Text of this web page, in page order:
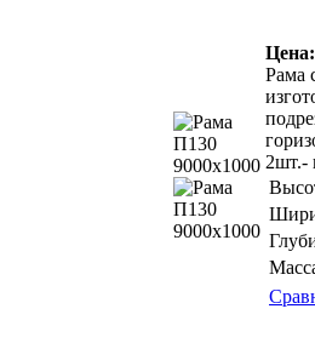
Цена:
Рама
2шт.-